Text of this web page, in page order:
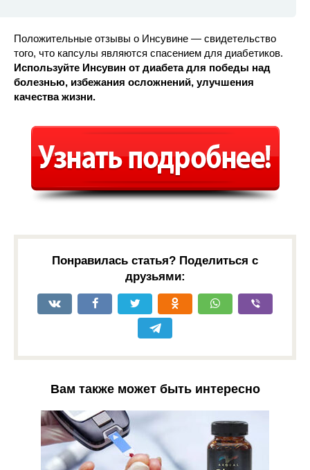
Положительные отзывы о Инсувине — свидетельство
того, что капсулы являются спасением для диабетиков.
Используйте Инсувин от диабета для победы над
болезнью, избежания осложнений, улучшения
качества жизни.
Понравилась статья? Поделиться с
друзьями:
Вам также может быть интересно